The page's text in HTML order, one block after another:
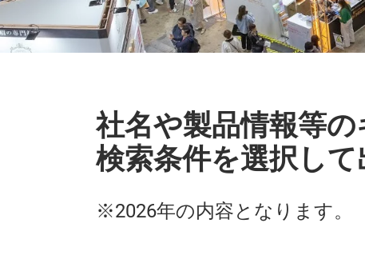
社名や製品情報等
検索条件を選択して
※2026年の内容となります。